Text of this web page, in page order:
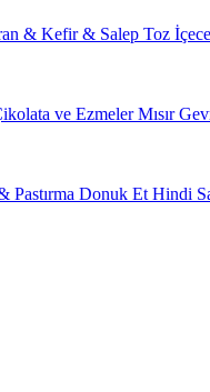
& Kefir & Salep Toz
ve EzmelerMısır
Pastırma Donuk Et Hindi